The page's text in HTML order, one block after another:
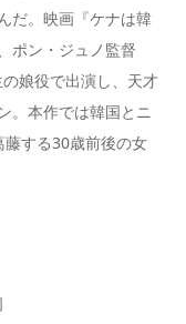
だ。映画『ケナは韓
ポン・ジュノ監督
娘役で出演し、天才
。本作では韓国とニ
する30歳前後の女